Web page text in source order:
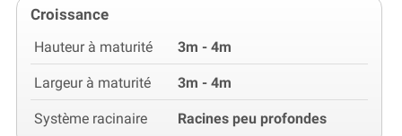
Croissance
Hauteur à maturité 3m - 4m
Largeur à maturité 3m - 4m
Système racinaire Racines peu profondes